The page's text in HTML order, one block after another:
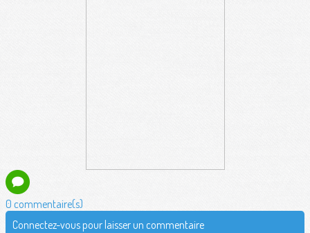
0 commentaire(s)
Connectez-vous pour laisser un commentaire